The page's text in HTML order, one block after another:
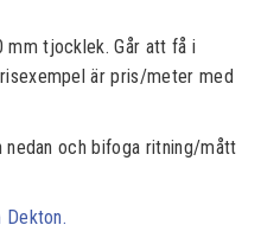
mm tjocklek. Går att få i
är pris/meter med
och bifoga ritning/mått
Dekton.